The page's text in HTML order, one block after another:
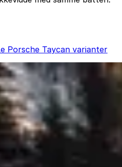
Porsche Taycan varianter